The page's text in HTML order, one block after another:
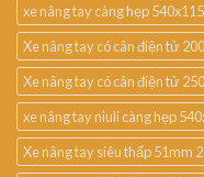
xe nâng tay càng hẹp
Xe nâng tay có cân điện tử
Xe nâng tay có cân điện tử
xe nâng tay niuli càng hẹp
Xe nâng tay siêu thấp 51mm